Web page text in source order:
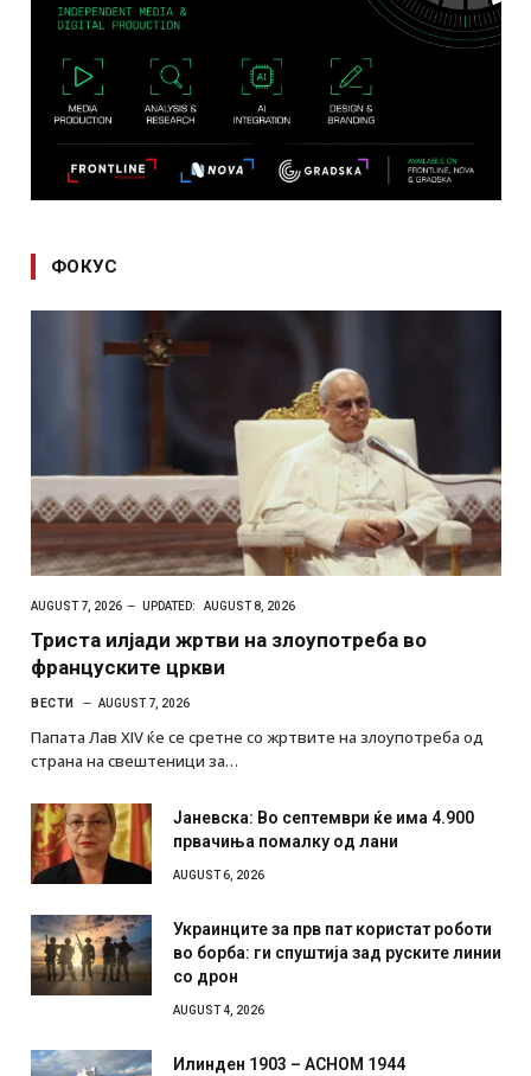
ФОКУС
AUGUST 7, 2026 UPDATED: AUGUST 8, 2026
Триста илјади жртви на злоупотреба во
француските цркви
ВЕСТИ AUGUST 7, 2026
Папата Лав XIV ќе се сретне со жртвите на злоупотреба од
страна на свештеници за…
Јаневска: Во септември ќе има 4.900
првачиња помалку од лани
AUGUST 6, 2026
Украинците за прв пат користат роботи
во борба: ги спуштија зад руските линии
со дрон
AUGUST 4, 2026
Илинден 1903 – АСНОМ 1944